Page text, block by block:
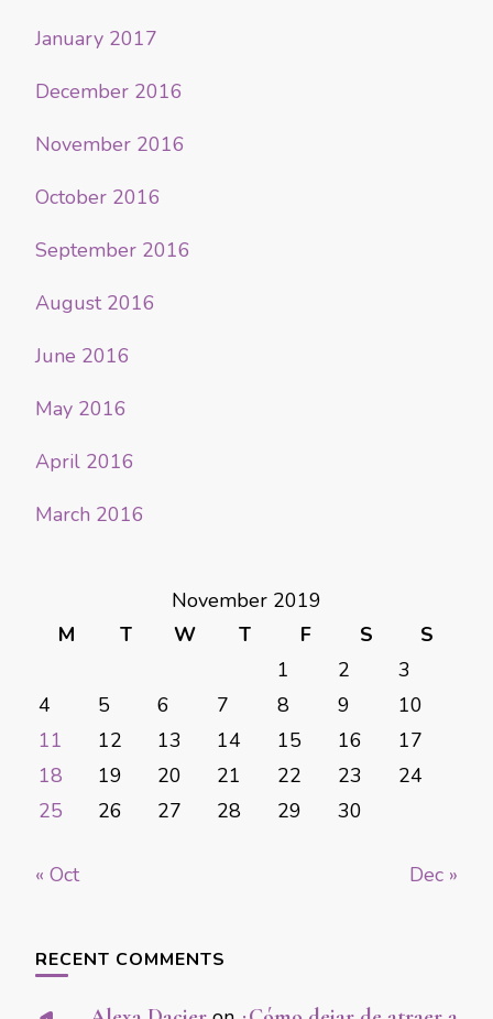
January 2017
December 2016
November 2016
October 2016
September 2016
August 2016
June 2016
May 2016
April 2016
March 2016
November 2019
M
T W T F S
S
1
2
3
4
5 6 7 8 9
10
11
12 13 14 15 16
17
18
19 20 21 22 23
24
25
26 27 28 29 30
« Oct Dec »
RECENT COMMENTS